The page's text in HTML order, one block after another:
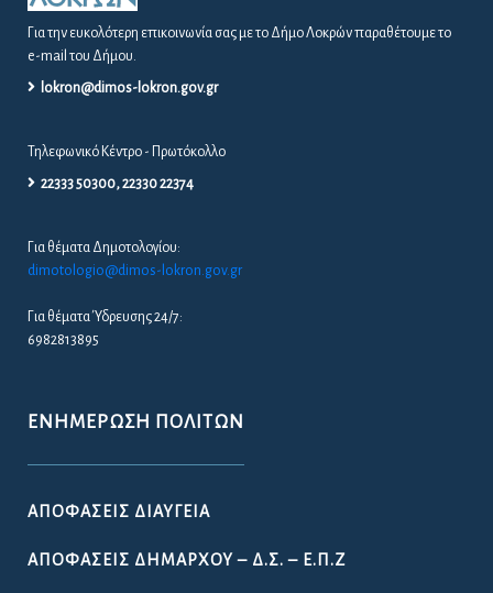
Για την ευκολότερη επικοινωνία σας με το Δήμο Λοκρών παραθέτουμε το
e-mail του Δήμου.
lokron@dimos-lokron.gov.gr
Τηλεφωνικό Κέντρο - Πρωτόκολλο
22333 50300, 22330 22374
Για θέματα Δημοτολογίου:
dimotologio@dimos-lokron.gov.gr
Για θέματα Ύδρευσης 24/7:
6982813895
ΕΝΗΜΈΡΩΣΗ ΠΟΛΙΤΏΝ
ΑΠΟΦΆΣΕΙΣ ΔΙΑΎΓΕΙΑ
ΑΠΟΦΆΣΕΙΣ ΔΗΜΆΡΧΟΥ – Δ.Σ. – Ε.Π.Ζ